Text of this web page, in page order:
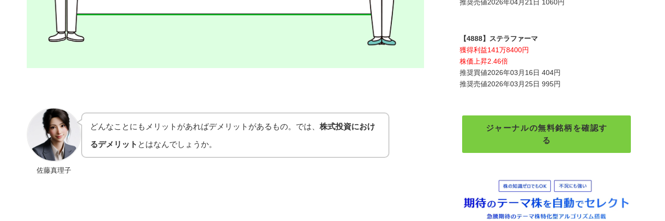
佐藤真理子
どんなことにもメリットがあればデメリットがあるもの。では、 株式投資におけ
るデメリット とはなんでしょうか。
推奨売値2026年04月21日 1060円
【4888】ステラファーマ
獲得利益141万8400円
株価上昇2.46倍
推奨買値2026年03月16日 404円
推奨売値2026年03月25日 995円
ジャーナルの無料銘柄を確認す
る